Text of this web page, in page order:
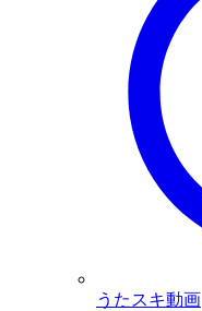
うたスキ動画